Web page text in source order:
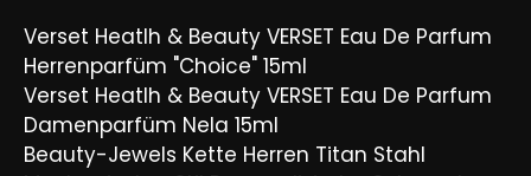
Verset Heatlh & Beauty VERSET Eau De Parfum
Herrenparfüm "Choice" 15ml
Verset Heatlh & Beauty VERSET Eau De Parfum
Damenparfüm Nela 15ml
Beauty-Jewels Kette Herren Titan Stahl